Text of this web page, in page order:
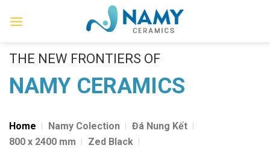
THE NEW FRONTIERS OF
NAMY CERAMICS
Home Namy Colection
Đá Nung Kết
800 x 2400 mm
Zed Black